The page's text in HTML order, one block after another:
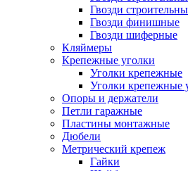
Гвозди
Гвозди финишные
Гвозди шиферные
Кляймеры
Крепежные уголки
Уголки крепежные
Уголки крепежные
Опоры и держатели
Петли гаражные
Пластины монтажные
Дюбели
Метрический крепеж
Гайки